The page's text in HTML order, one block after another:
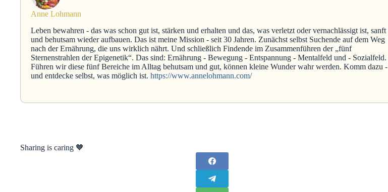
Sharing is caring 🧡
Anne Lohmann
Leben bewahren - das was schon gut ist, stärken und erhalten und das, was verletzt oder vernachlässigt ist, sanft
und behutsam wieder aufbauen. Das ist meine Mission - seit 30 Jahren. Zunächst selbst Suchende auf dem Weg
nach der Ernährung, die uns wirklich nährt. Und schließlich Findende im Zusammenführen der „fünf
Sternenstrahlen der Epigenetik“. Das sind: Ernährung - Bewegung - Entspannung - Mentalfeld und - Sozialfeld.
Führen wir diese fünf Bereiche im Alltag behutsam und gut, können kleine Wunder wahr werden. Komm dazu -
und entdecke selbst, was möglich ist. https://www.annelohmann.com/